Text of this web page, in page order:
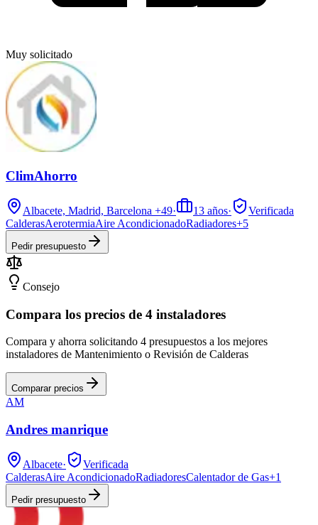
Muy solicitado
ClimAhorro
Albacete, Madrid, Barcelona +49· 13 años·
Verificada
CalderasAerotermiaAire AcondicionadoRadiadores+5
Pedir presupuesto
Consejo
Compara los precios de 4 instaladores
Compara y ahorra solicitando 4 presupuestos a los mejores
instaladores de Mantenimiento o Revisión de Calderas
Comparar precios
AM
Andres manrique
Albacete·
Verificada
CalderasAire AcondicionadoRadiadoresCalentador de Gas+1
Pedir presupuesto